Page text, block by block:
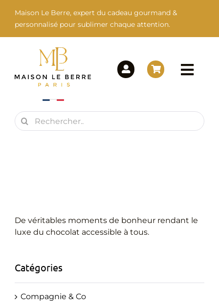
contenu
Maison Le Berre, expert du cadeau gourmand &
personnalisé pour sublimer chaque attention.
Maison Le Berre
Cadeaux Personnalisés
Rechercher:
De véritables moments de bonheur rendant le
luxe du chocolat accessible à tous.
Catégories
Compagnie & Co